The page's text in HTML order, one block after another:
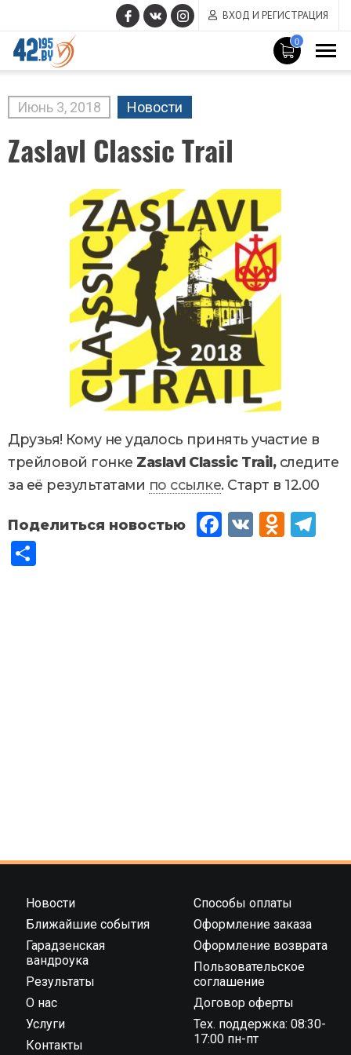
ВХОД И РЕГИСТРАЦИЯ
0
MAIN
CONTENT
Июнь 3, 2018 Новости
Zaslavl Classic Trail
Друзья! Кому не удалось принять участие в
трейловой гонке Zaslavl Classic Trail, следите
за её результатами по ссылке. Старт в 12.00
Fac
VK
Od
Новости
Ближайшие события
Гарадзенская
вандроука
Результаты
О нас
Услуги
Контакты
Способы оплаты
Оформление заказа
Оформление возврата
Пользовательское
соглашение
Договор оферты
Тех. поддержка: 08:30-
17:00 пн-пт